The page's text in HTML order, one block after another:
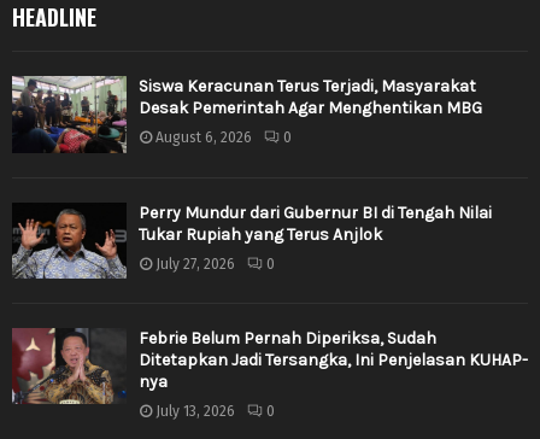
HEADLINE
Siswa Keracunan Terus Terjadi, Masyarakat
Desak Pemerintah Agar Menghentikan MBG
August 6, 2026 0
Perry Mundur dari Gubernur BI di Tengah Nilai
Tukar Rupiah yang Terus Anjlok
July 27, 2026 0
Febrie Belum Pernah Diperiksa, Sudah
Ditetapkan Jadi Tersangka, Ini Penjelasan KUHAP-
nya
July 13, 2026 0